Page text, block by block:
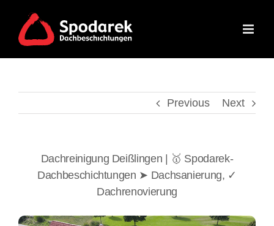
content
Previous Next
Dachreinigung Deißlingen | 🥇 Spodarek-
Dachbeschichtungen ➤ Dachsanierung, ✓
Dachrenovierung